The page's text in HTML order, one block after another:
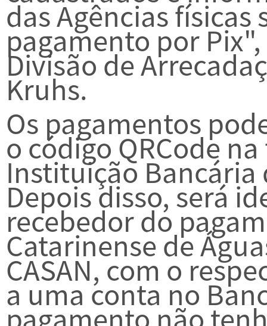
das Agências
pagamento por
Divisão de
Kruhs.
Os pagamentos
o código QRCode
Instituição Bancária
Depois disso, será
recebedor do
Catarinense de
CASAN, com o
a uma conta no